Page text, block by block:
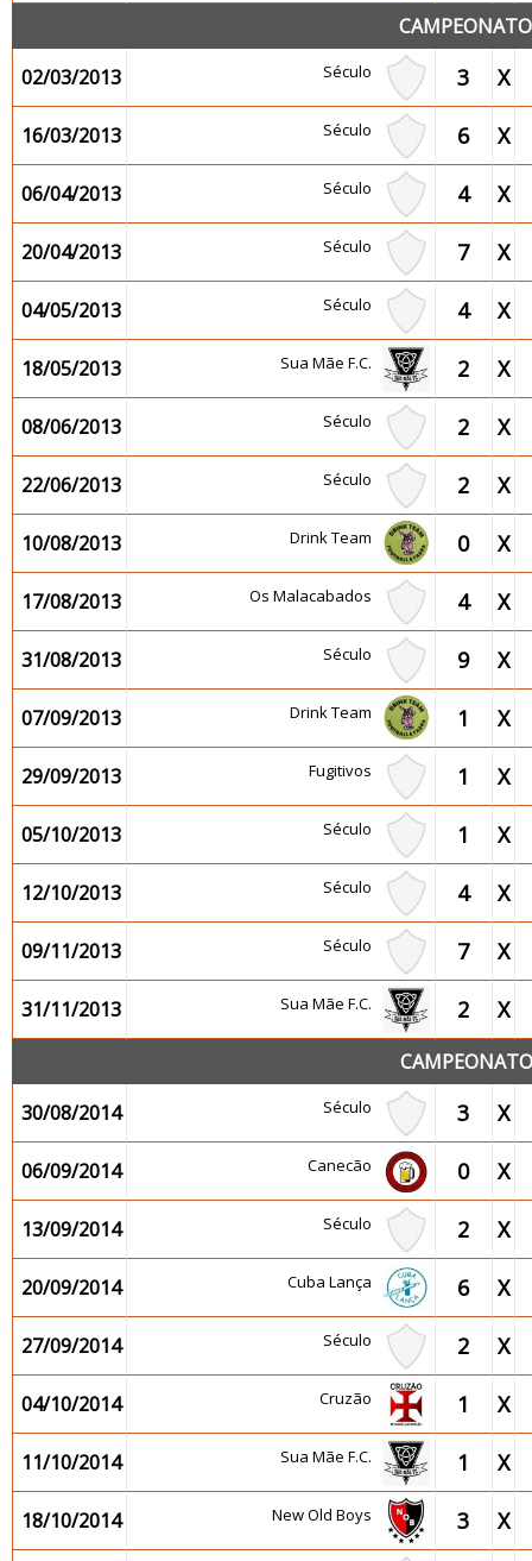
02/03/2013
Século 3 X
16/03/2013 Século 6 X
06/04/2013 Século 4 X
20/04/2013 Século 7 X
04/05/2013 Século 4 X
18/05/2013 Sua Mãe F.C. 2 X
08/06/2013 Século 2 X
22/06/2013 Século 2 X
10/08/2013 Drink Team 0 X
17/08/2013 Os Malacabados 4 X
31/08/2013 Século 9 X
07/09/2013 Drink Team 1 X
29/09/2013 Fugitivos 1 X
05/10/2013 Século 1 X
12/10/2013 Século 4 X
09/11/2013 Século 7 X
31/11/2013 Sua Mãe F.C. 2 X
30/08/2014
Século 3 X
06/09/2014 Canecão 0 X
13/09/2014 Século 2 X
20/09/2014 Cuba Lança 6 X
27/09/2014 Século 2 X
04/10/2014 Cruzão 1 X
11/10/2014 Sua Mãe F.C. 1 X
18/10/2014 New Old Boys 3 X